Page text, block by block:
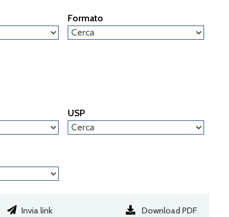
Formato
USP
Invia link Download PDF